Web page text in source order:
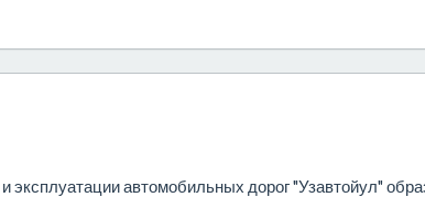
эксплуатации автомобильных дорог "Узавтойул"